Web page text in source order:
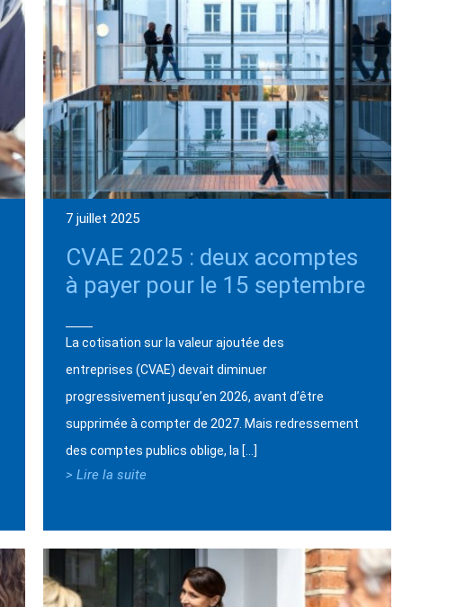
7 juillet 2025
CVAE 2025 : deux acomptes
à payer pour le 15 septembre
La cotisation sur la valeur ajoutée des
entreprises (CVAE) devait diminuer
progressivement jusqu’en 2026, avant d’être
supprimée à compter de 2027. Mais redressement
des comptes publics oblige, la […]
> Lire la suite